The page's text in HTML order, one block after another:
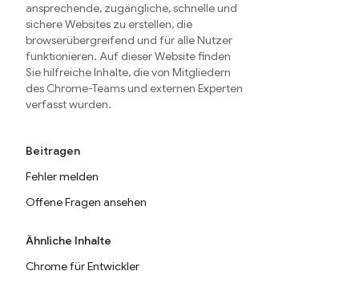
ansprechende, zugängliche, schnelle und
sichere Websites zu erstellen, die
browserübergreifend und für alle Nutzer
funktionieren. Auf dieser Website finden
Sie hilfreiche Inhalte, die von Mitgliedern
des Chrome-Teams und externen Experten
verfasst wurden.
Beitragen
Fehler melden
Offene Fragen ansehen
Ähnliche Inhalte
Chrome für Entwickler